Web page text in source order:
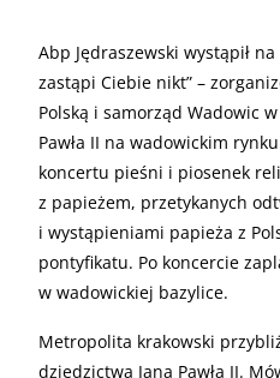
Abp Jędraszewski wystąpił
zastąpi Ciebie nikt” –
Polską i samorząd Wadowic
Pawła II na wadowickim
koncertu pieśni i piosenek
z papieżem, przetykanych
i wystąpieniami papieża z
pontyfikatu. Po koncercie
w wadowickiej bazylice.
Metropolita krakowski
dziedzictwa Jana Pawła II.